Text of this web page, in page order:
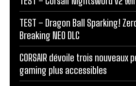
TEST – Dragon Ball Sparking!
Breaking NEO DLC
CORSAIR dévoile trois nouveaux
gaming plus accessibles